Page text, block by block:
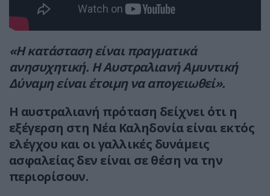
«Η κατάσταση είναι πραγματικά
ανησυχητική. Η Αυστραλιανή Αμυντική
Δύναμη είναι έτοιμη να απογειωθεί».
Η αυστραλιανή πρόταση δείχνει ότι η
εξέγερση στη Νέα Καληδονία είναι εκτός
ελέγχου και οι γαλλικές δυνάμεις
ασφαλείας δεν είναι σε θέση να την
περιορίσουν.